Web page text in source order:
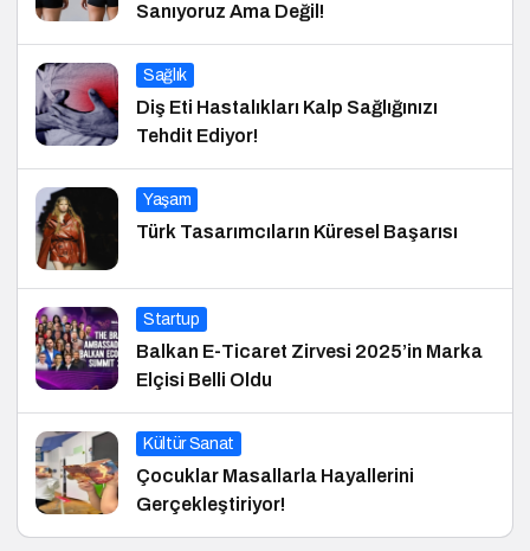
Sanıyoruz Ama Değil!
Sağlık
Diş Eti Hastalıkları Kalp Sağlığınızı
Tehdit Ediyor!
Yaşam
Türk Tasarımcıların Küresel Başarısı
Startup
Balkan E-Ticaret Zirvesi 2025’in Marka
Elçisi Belli Oldu
Kültür Sanat
Çocuklar Masallarla Hayallerini
Gerçekleştiriyor!